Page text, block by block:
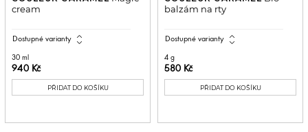
cream
Dostupné varianty expand_all
30 ml
940 Kč
PŘIDAT DO KOŠÍKU
balzám na rty
Dostupné varianty expand_all
4 g
580 Kč
PŘIDAT DO KOŠÍKU